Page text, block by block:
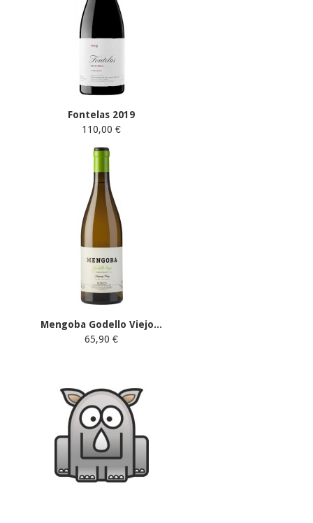
Fontelas 2019
110,00 €
Mengoba Godello Viejo...
65,90 €